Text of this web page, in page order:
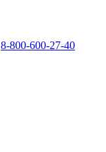
8-800-600-27-40